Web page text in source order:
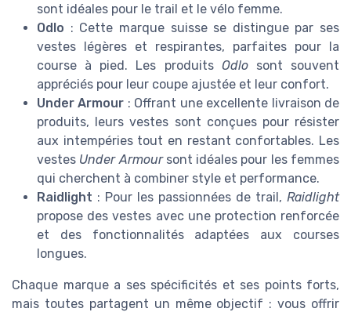
sont idéales pour le trail et le vélo femme.
Odlo : Cette marque suisse se distingue par ses
vestes légères et respirantes, parfaites pour la
course à pied. Les produits Odlosont souvent
appréciés pour leur coupe ajustée et leur confort.
Under Armour : Offrant une excellente livraison de
produits, leurs vestes sont conçues pour résister
aux intempéries tout en restant confortables. Les
vestes Under Armoursont idéales pour les femmes
qui cherchent à combiner style et performance.
Raidlight : Pour les passionnées de trail, Raidlight
propose des vestes avec une protection renforcée
et des fonctionnalités adaptées aux courses
longues.
Chaque marque a ses spécificités et ses points forts,
mais toutes partagent un même objectif : vous offrir